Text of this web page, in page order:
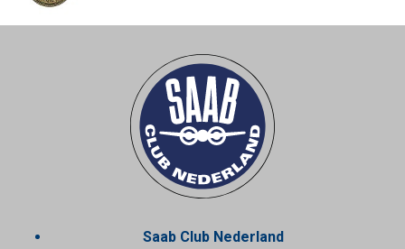
Saab Club Nederland